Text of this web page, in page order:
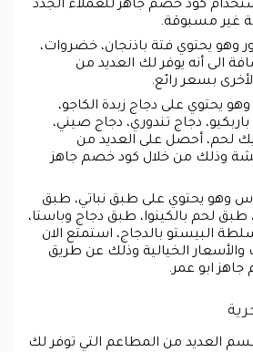
كود خصم جاهز للعملاء الجدد
غير مسبوقة.
وهو يحتوي فتة باذنجان، خضروات،
الى أنه يوفر لك العديد من
بسعر رائع.
يحتوي على دجاج زبدة الكاجو،
دجاج تندوري، دجاج صيني،
لحم، أحصل على العديد من
وذلك من خلال كود خصم جاهز
يحتوي على طبق نباتي، طبق
لحم بالكينوا، طبق دجاج وباستا،
البيستو بالدجاج، استمتع الان
الخيالية وذلك عن طريق
ابو عمر.
العديد من المطاعم التي توفر لك